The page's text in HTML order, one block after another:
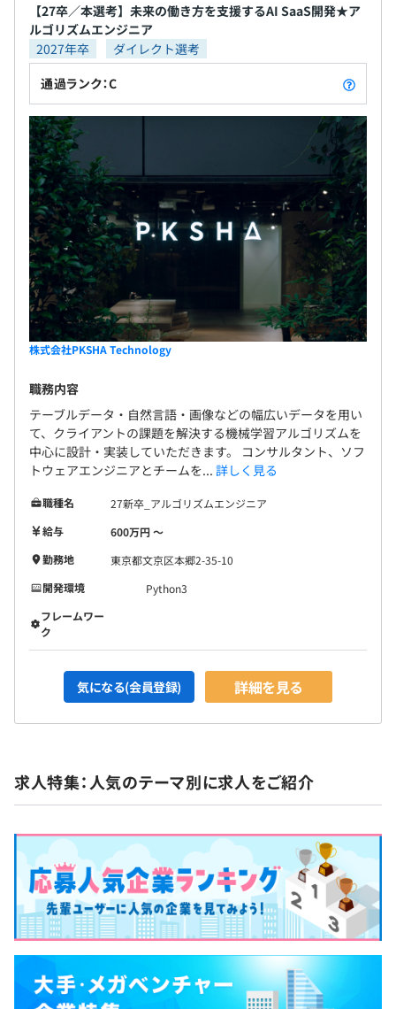
【27卒／本選考】未来の働き方を支援するAI SaaS開発★ア
ルゴリズムエンジニア
2027年卒
ダイレクト選考
通過ランク：C
株式会社PKSHA Technology
職務内容
テーブルデータ・自然言語・画像などの幅広いデータを用い
て、クライアントの課題を解決する機械学習アルゴリズムを
中心に設計・実装していただきます。 コンサルタント、ソフ
トウェアエンジニアとチームを... 詳しく見る
職種名
27新卒_アルゴリズムエンジニア
給与
600万円 〜
勤務地
東京都文京区本郷2-35-10
開発環境
Python3
フレームワー
ク
気になる(会員登録) 詳細を見る
求人特集：人気のテーマ別に求人をご紹介